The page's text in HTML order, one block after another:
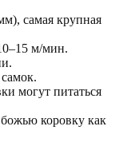
самая крупная
м/мин.
могут питаться
коровку как